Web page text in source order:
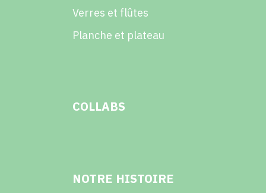
Verres et flûtes
Planche et plateau
COLLABS
NOTRE HISTOIRE